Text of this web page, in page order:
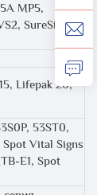
MP5,
SureSigns
Lifepak 20,
53ST0,
Spot Vital Signs
E1, Spot